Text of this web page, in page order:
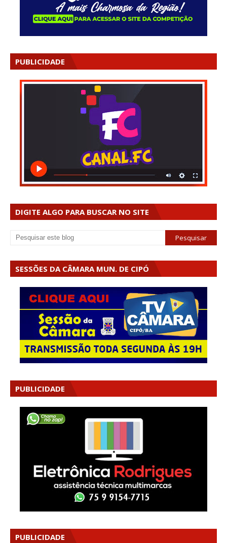
PUBLICIDADE
DIGITE ALGO PARA BUSCAR NO SITE
SESSÕES DA CÂMARA MUN. DE CIPÓ
PUBLICIDADE
PUBLICIDADE